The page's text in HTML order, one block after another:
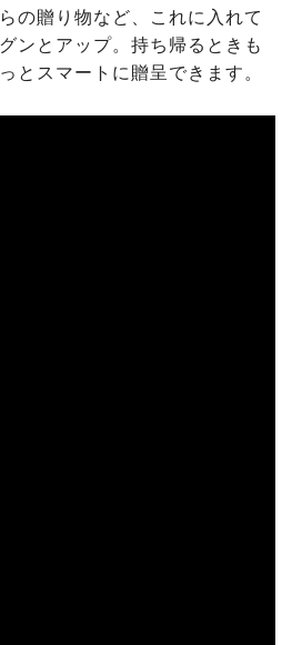
の贈り物など、これに入れて
ンとアップ。持ち帰るときも
とスマートに贈呈できます。